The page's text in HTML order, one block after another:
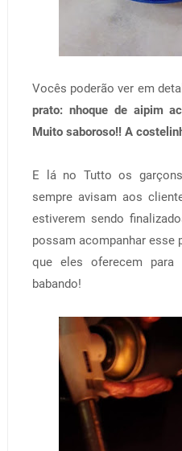
Vocês poderão ver em
prato: nhoque de aipim
Muito saboroso!! A
E lá no Tutto os
sempre avisam aos
estiverem sendo
possam acompanhar esse
que eles oferecem para
babando!